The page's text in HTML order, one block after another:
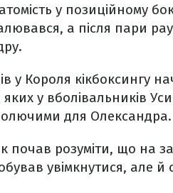
у позиційному
а після пари
у Короля кікбоксингу
яких у вболівальників
для Олександра.
почав розуміти, що на
увімкнутися, але